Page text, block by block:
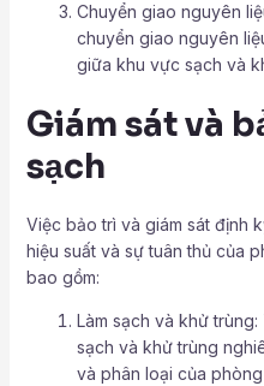
Chuyển giao nguyên
chuyển giao nguyên
giữa khu vực sạch và
Giám sát và
sạch
Việc bảo trì và giám sát định
hiệu suất và sự tuân thủ của
bao gồm:
Làm sạch và khử
sạch và khử trùng
và phân loại của